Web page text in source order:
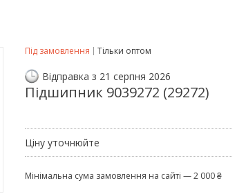
Під замовлення Тільки оптом
Відправка з 21 серпня 2026
Підшипник 9039272 (29272)
Ціну уточнюйте
Мінімальна сума замовлення на сайті — 2 000 ₴